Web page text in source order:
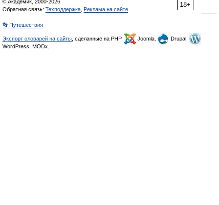
18+
© Академик, 2000-2026
Обратная связь: Техподдержка Реклама на сайте
👣 Путешествия
Экспорт словарей на сайты , сделанные на PHP, Joomla,
Drupal,
WordPress, MODx.